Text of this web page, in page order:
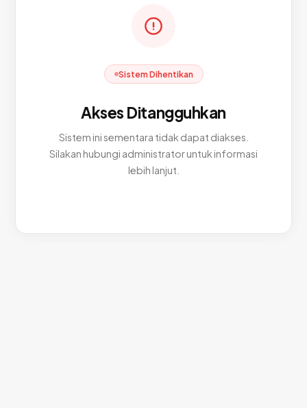
Sistem Dihentikan
Akses Ditangguhkan
Sistem ini sementara tidak dapat diakses.
Silakan hubungi administrator untuk informasi
lebih lanjut.